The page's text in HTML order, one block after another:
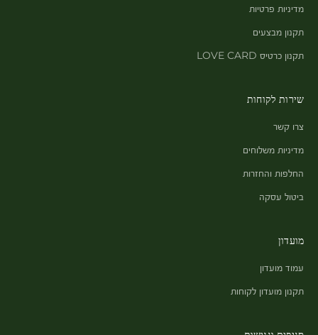
מדיניות פרטיות
תקנון מבצעים
תקנון כרטיס LOVE CARD
שירות לקוחות
צרו קשר
מדיניות משלוחים
החלפות והחזרות
ביטול עסקה
מועדון
עמוד מועדון
תקנון מועדון לקוחות